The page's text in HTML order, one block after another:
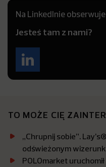
Na LinkedInie
Jesteś tam z nami?
TO MOŻE CIĘ
„Chrupnij sobie”.
odświeżonym
POLOmarket